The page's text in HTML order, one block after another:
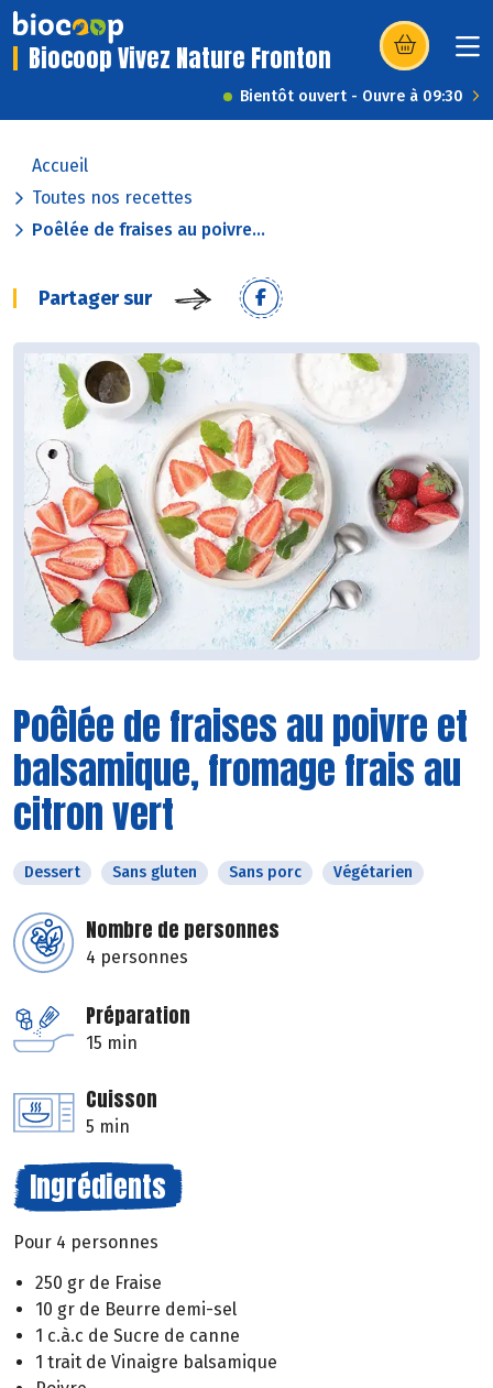
Biocoop Vivez Nature Fronton (s’ouvre dans
Bientôt ouvert - Ouvre à 09:30
Accueil
Toutes nos recettes
Poêlée de fraises au poivre...
Partager sur
Poêlée de fraises au poivre et
balsamique, fromage frais au
citron vert
Dessert Sans gluten Sans porc Végétarien
Nombre de personnes
4 personnes
Préparation
15 min
Cuisson
5 min
Ingrédients
Pour 4 personnes
250 gr de Fraise
10 gr de Beurre demi-sel
1 c.à.c de Sucre de canne
1 trait de Vinaigre balsamique